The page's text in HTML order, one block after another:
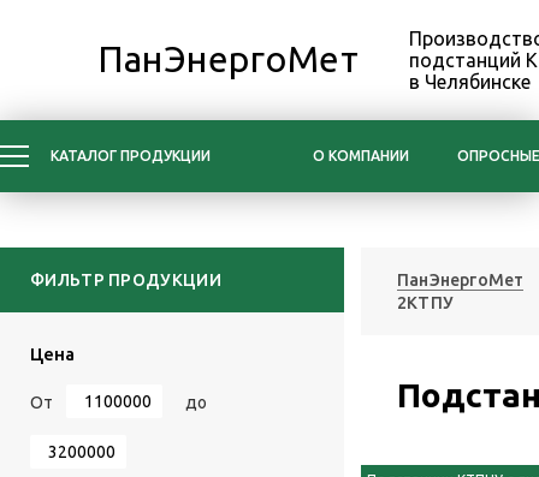
ПанЭнергоМет
подстанций
в Челябинске
КАТАЛОГ ПРОДУКЦИИ О КОМПАНИИ
ФИЛЬТР ПРОДУКЦИИ
Цена
От до
ПанЭнергоМет
2КТПУ